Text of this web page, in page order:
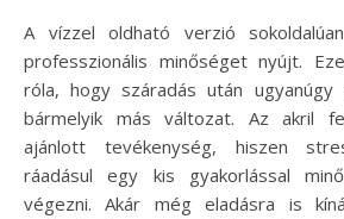
A vízzel oldható verzió
professzionális minőséget nyújt.
róla, hogy száradás után ugyanúgy
bármelyik más változat. Az akril
ajánlott tevékenység, hiszen
ráadásul egy kis gyakorlással
végezni. Akár még eladásra is